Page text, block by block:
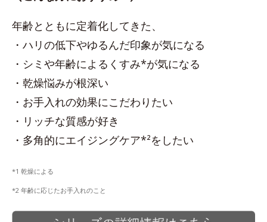
年齢とともに定着化してきた、
・ハリの低下やゆるんだ印象が気になる
・シミや年齢によるくすみ*が気になる
・乾燥悩みが根深い
・お手入れの効果にこだわりたい
・リッチな質感が好き
・多角的にエイジングケア*²をしたい
*1 乾燥による
*2 年齢に応じたお手入れのこと